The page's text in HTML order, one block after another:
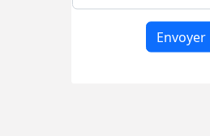
Envoyer